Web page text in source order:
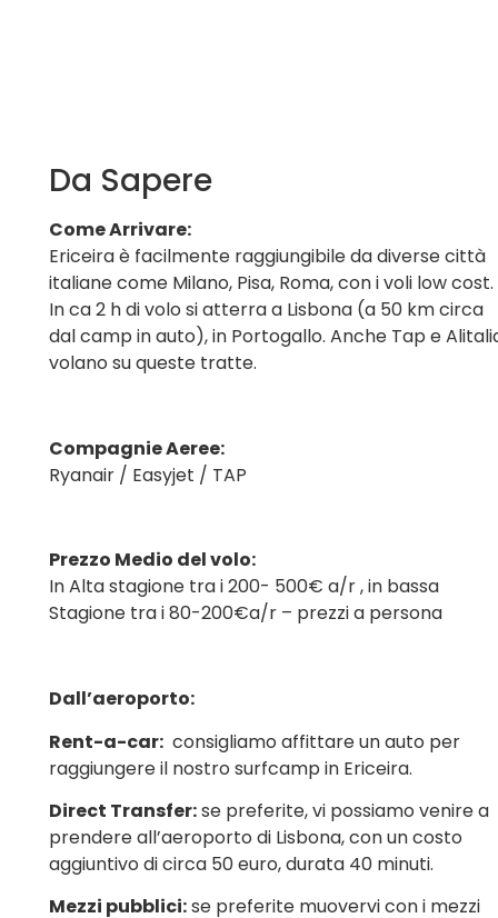
Da Sapere
Come Arrivare:
Ericeira è facilmente raggiungibile da diverse città
italiane come Milano, Pisa, Roma, con i voli low cost.
In ca 2 h di volo si atterra a Lisbona (a 50 km circa
dal camp in auto), in Portogallo. Anche Tap e
volano su queste tratte.
Compagnie Aeree:
Ryanair / Easyjet / TAP
Prezzo Medio del volo:
In Alta stagione tra i 200- 500€ a/r , in bassa
Stagione tra i 80-200€a/r – prezzi a persona
Dall’aeroporto:
Rent-a-car:consigliamo affittare un auto per
raggiungere il nostro surfcamp in Ericeira.
Direct Transfer:se preferite, vi possiamo venire a
prendere all’aeroporto di Lisbona, con un costo
aggiuntivo di circa 50 euro, durata 40 minuti.
Mezzi pubblici:se preferite muovervi con i mezzi